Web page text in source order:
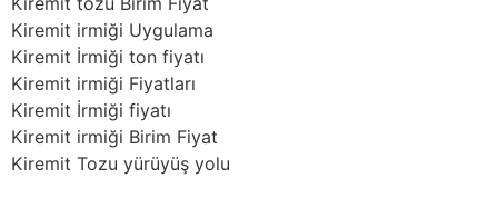
Kiremit irmiği Uygulama
Kiremit İrmiği ton fiyatı
Kiremit irmiği Fiyatları
Kiremit İrmiği fiyatı
Kiremit irmiği Birim Fiyat
Kiremit Tozu yürüyüş yolu